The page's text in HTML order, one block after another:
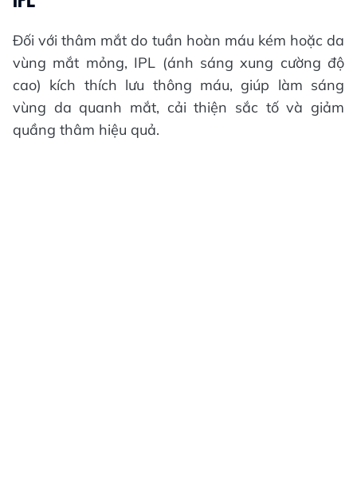
Đối với thâm mắt do tuần hoàn máu kém hoặc da
vùng mắt mỏng, IPL (ánh sáng xung cường độ
cao) kích thích lưu thông máu, giúp làm sáng
vùng da quanh mắt, cải thiện sắc tố và giảm
quầng thâm hiệu quả.